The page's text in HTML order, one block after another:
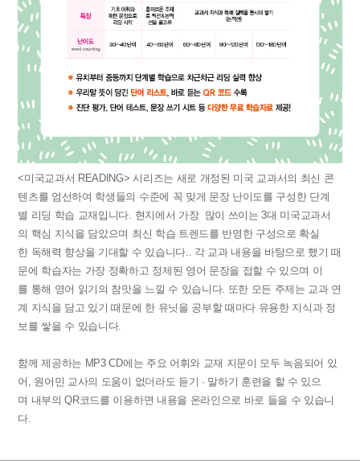
<미국교과서 READING> 시리즈는 새로 개정된 미국 교과서의 최신 콘
텐츠를 엄선하여 학생들의 수준에 꼭 맞게 문장 난이도를 구성한 단계
별 리딩 학습 교재입니다. 현지에서 가장 많이 쓰이는 3대 미국교과서
의 핵심 지식을 담았으며 최신 학습 트렌드를 반영한 구성으로 확실
한 독해력 향상을 기대할 수 있습니다.. 각 교과 내용을 바탕으로 했기 때
문에 학습자는 가장 정확하고 정제된 영어 문장을 접할 수 있으며 이
를 통해 영어 읽기의 참맛을 느낄 수 있습니다. 또한 모든 주제는 교과 연
계 지식을 담고 있기 때문에 한 유닛을 공부할 때마다 유용한 지식과 정
보를 쌓을 수 있습니다.
함께 제공하는 MP3 CD에는 주요 어휘와 교재 지문이 모두 녹음되어 있
어, 원어민 교사의 도움이 없더라도 듣기 · 말하기 훈련을 할 수 있으
며 내부의 QR코드를 이용하면 내용을 온라인으로 바로 들을 수 있습니
다.